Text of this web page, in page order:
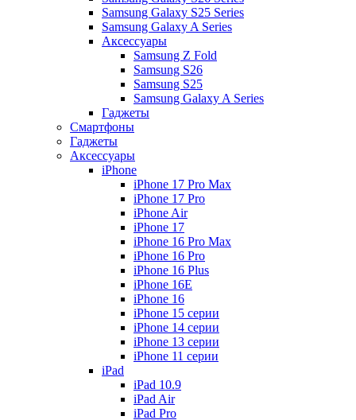
Samsung Galaxy S25 Series
Samsung Galaxy A Series
Аксессуары
Samsung Z Fold
Samsung S26
Samsung S25
Samsung Galaxy A Series
Гаджеты
Смартфоны
Гаджеты
Аксессуары
iPhone
iPhone 17 Pro Max
iPhone 17 Pro
iPhone Air
iPhone 17
iPhone 16 Pro Max
iPhone 16 Pro
iPhone 16 Plus
iPhone 16E
iPhone 16
iPhone 15 серии
iPhone 14 серии
iPhone 13 серии
iPhone 11 серии
iPad
iPad 10.9
iPad Air
iPad Pro